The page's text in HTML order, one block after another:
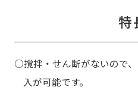
特
○撹拌・せん断がないので
入が可能です。